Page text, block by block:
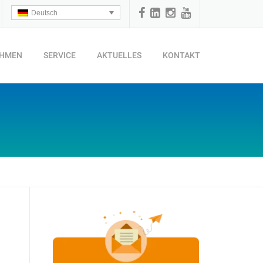
Deutsch
SERVICE AKTUELLES KONTAKT